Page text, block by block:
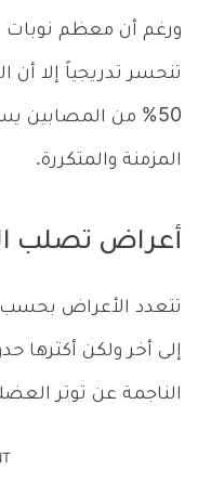
ورغم أن معظم نوبات
تنحسر تدريجياً إلا
50% من المصابين
المزمنة والمتكررة.
أعراض تصلب
تتعدد الأعراض
إلى أخر ولكن أكثرها
الناجمة عن توتر